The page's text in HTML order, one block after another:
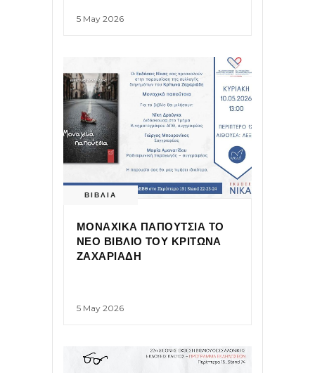
5 May 2026
ΒΙΒΛΙΑ
ΜΟΝΑΧΙΚΑ ΠΑΠΟΥΤΣΙΑ ΤΟ
ΝΕΟ ΒΙΒΛΙΟ ΤΟΥ ΚΡΙΤΩΝΑ
ΖΑΧΑΡΙΑΔΗ
5 May 2026